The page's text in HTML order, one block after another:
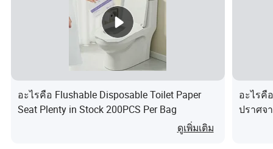
คำถามที่ 3 ฉัน สามารถขอตัวอย่างได้หรือไม่
ใช่ตัวอย่างในสต็อกจะถูกส่งไปฟรีและจะมีการเก็บค่า
ระวางสินค้า จะมีการเรียกเก็บค่าใช้จ่ายเพิ่มเติม
สำหรับตัวอย่างที่กำหนดเอง
คำถามที่ 4การรับสินค้าที่สั่งซื้อต้องใช้เวลานาน
โดยปกติแล้วการสั่งซื้อของคุณจะพร้อมจัดส่งภายใน
อะไรคือ Flushable Disposable Toilet Paper
Seat Plenty in Stock 200PCS Per Bag
ดูเพิ่มเติม
อะไรคื
ปราศจ